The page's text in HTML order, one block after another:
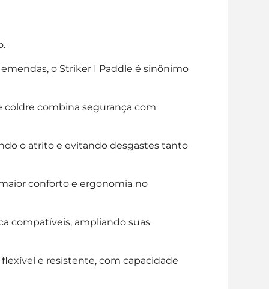
o Striker I Paddle é sinônimo
combina segurança com
o atrito e evitando desgastes tanto
conforto e ergonomia no
compatíveis, ampliando suas
e resistente, com capacidade